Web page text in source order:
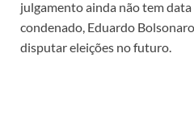
julgamento ainda não tem data
condenado, Eduardo
disputar eleições no futuro.